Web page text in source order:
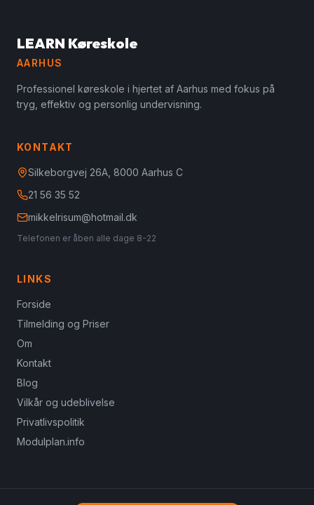
LEARN Køreskole
AARHUS
Professionel køreskole i hjertet af Aarhus med fokus på
tryg, effektiv og personlig undervisning.
KONTAKT
Silkeborgvej 26A, 8000 Aarhus C
21 56 35 52
mikkelrisum@hotmail.dk
Telefonen er åben alle dage 8-22
LINKS
Forside
Tilmelding og Priser
Om
Kontakt
Blog
Vilkår og udeblivelse
Privatlivspolitik
Modulplan.info